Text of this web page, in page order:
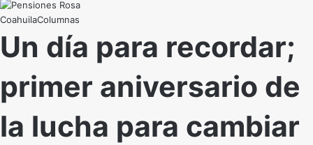
Coahuila
Un día para recordar;
primer aniversario de
la lucha para cambiar